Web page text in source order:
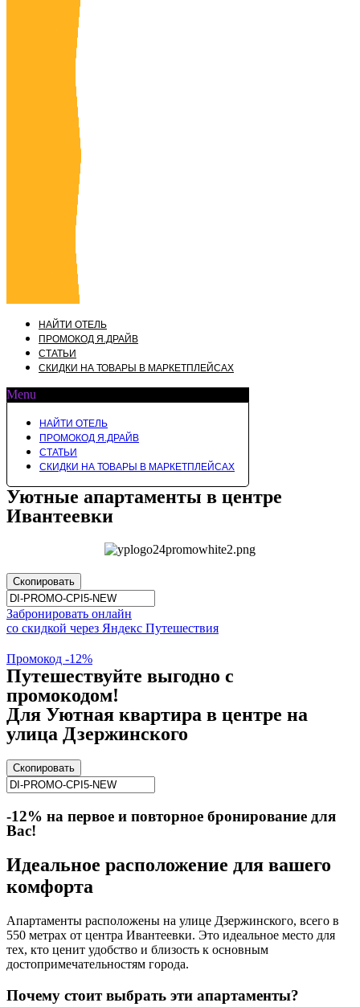
НАЙТИ ОТЕЛЬ
ПРОМОКОД Я.ДРАЙВ
СТАТЬИ
СКИДКИ НА ТОВАРЫ В МАРКЕТПЛЕЙСАХ
Menu
НАЙТИ ОТЕЛЬ
ПРОМОКОД Я.ДРАЙВ
СТАТЬИ
СКИДКИ НА ТОВАРЫ В МАРКЕТПЛЕЙСАХ
Уютные апартаменты в центре
Ивантеевки
Скопировать
Забронировать онлайн
со скидкой через Яндекс Путешествия
Промокод -12%
Путешествуйте выгодно с
промокодом!
Для Уютная квартира в центре на
улица Дзержинского
Скопировать
-12% на первое и повторное бронирование для
Вас!
Идеальное расположение для вашего
комфорта
Апартаменты расположены на улице Дзержинского, всего в
550 метрах от центра Ивантеевки. Это идеальное место для
тех, кто ценит удобство и близость к основным
достопримечательностям города.
Почему стоит выбрать эти апартаменты?